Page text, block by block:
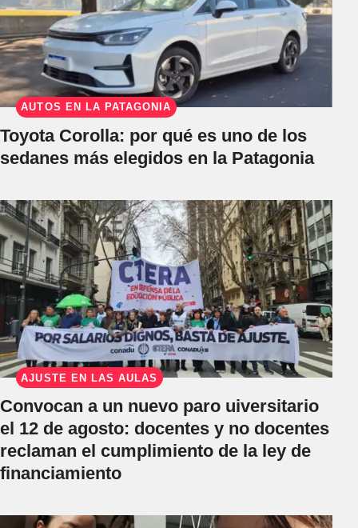
AUTOS EN LA PATAGONIA
Toyota Corolla: por qué es uno de los
sedanes más elegidos en la Patagonia
AJUSTE EN LAS AULAS
Convocan a un nuevo paro uiversitario
el 12 de agosto: docentes y no docentes
reclaman el cumplimiento de la ley de
financiamiento